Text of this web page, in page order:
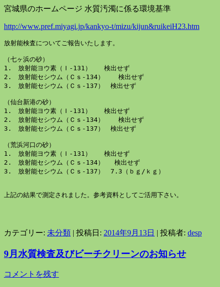
宮城県のホームページ 水質汚濁に係る環境基準
http://www.pref.miyagi.jp/kankyo-t/mizu/kijun&ruikeiH23.htm
放射能検査についてご報告いたします。
（七ヶ浜の砂）
1.　放射能ヨウ素（Ｉ-131）　　検出せず
2.　放射能セシウム（Ｃｓ-134）　  検出せず
3.　放射能セシウム（Ｃｓ-137）　検出せず
（仙台新港の砂）
1.　放射能ヨウ素（Ｉ-131）　　検出せず
2.　放射能セシウム（Ｃｓ-134）　  検出せず
3.　放射能セシウム（Ｃｓ-137）　検出せず
（荒浜河口の砂）
1.　放射能ヨウ素（Ｉ-131）　　検出せず
2.　放射能セシウム（Ｃｓ-134）　 検出せず
3.　放射能セシウム（Ｃｓ-137）　7.3（ｂｇ/ｋｇ）
上記の結果で測定されました。参考資料としてご活用下さい。
カテゴリー: 未分類 | 投稿日: 2014年9月13日 | 投稿者: desp
9月水質検査及びビーチクリーンのお知らせ
コメントを残す